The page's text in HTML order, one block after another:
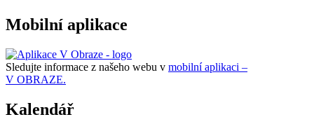
Mobilní aplikace
Sledujte informace z našeho webu v mobilní aplikaci –
V OBRAZE.
Kalendář